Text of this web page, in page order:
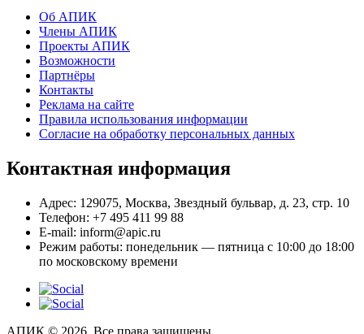
Об АПИК
Члены АПИК
Проекты АПИК
Возможности
Партнёры
Контакты
Реклама на сайте
Правила использования информации
Согласие на обработку персональных данных
Контактная информация
Адрес: 129075, Москва, Звездный бульвар, д. 23, стр. 10
Телефон: +7 495 411 99 88
E-mail: inform@apic.ru
Режим работы: понедельник — пятница с 10:00 до 18:00
по московскому времени
АПИК © 2026. Все права защищены